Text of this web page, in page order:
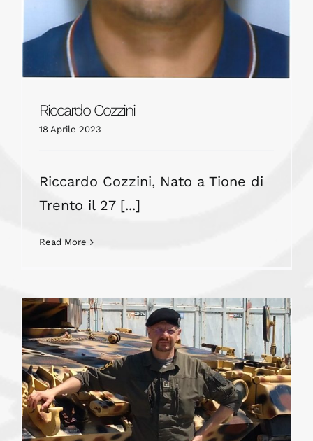
Riccardo Cozzini
18 Aprile 2023
Riccardo Cozzini, Nato a Tione di
Trento il 27 [...]
Read More